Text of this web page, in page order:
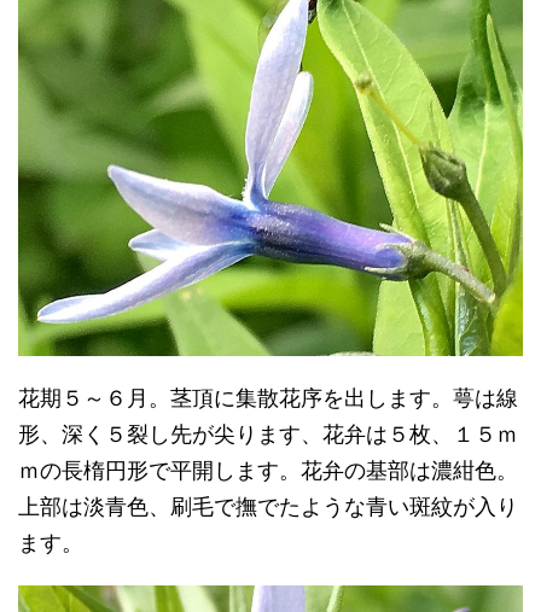
花期５～６月。茎頂に集散花序を出します。萼は線
形、深く５裂し先が尖ります、花弁は５枚、１５ｍ
ｍの長楕円形で平開します。花弁の基部は濃紺色。
上部は淡青色、刷毛で撫でたような青い斑紋が入り
ます。